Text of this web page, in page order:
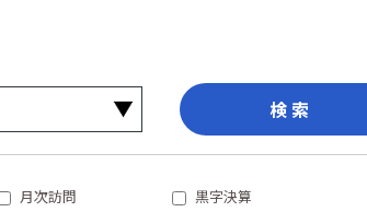
検 索
月次訪問
黒字決算